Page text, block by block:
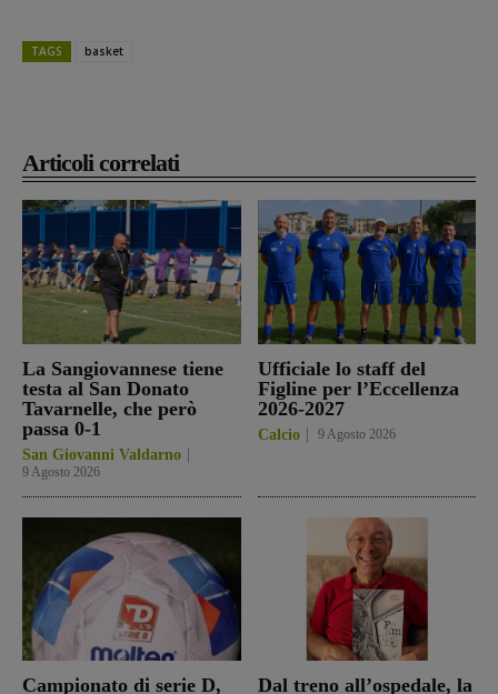
Articoli correlati
La Sangiovannese tiene
testa al San Donato
Tavarnelle, che però
passa 0-1
San Giovanni Valdarno
9 Agosto 2026
Ufficiale lo staff del
Figline per l’Eccellenza
2026-2027
Calcio 9 Agosto 2026
Campionato di serie D,
Dal treno all’ospedale, la
TAGS basket